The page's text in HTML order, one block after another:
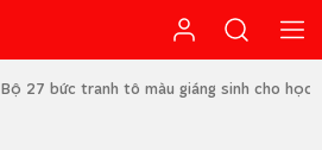
Bộ 27 bức tranh tô màu giáng sinh cho học